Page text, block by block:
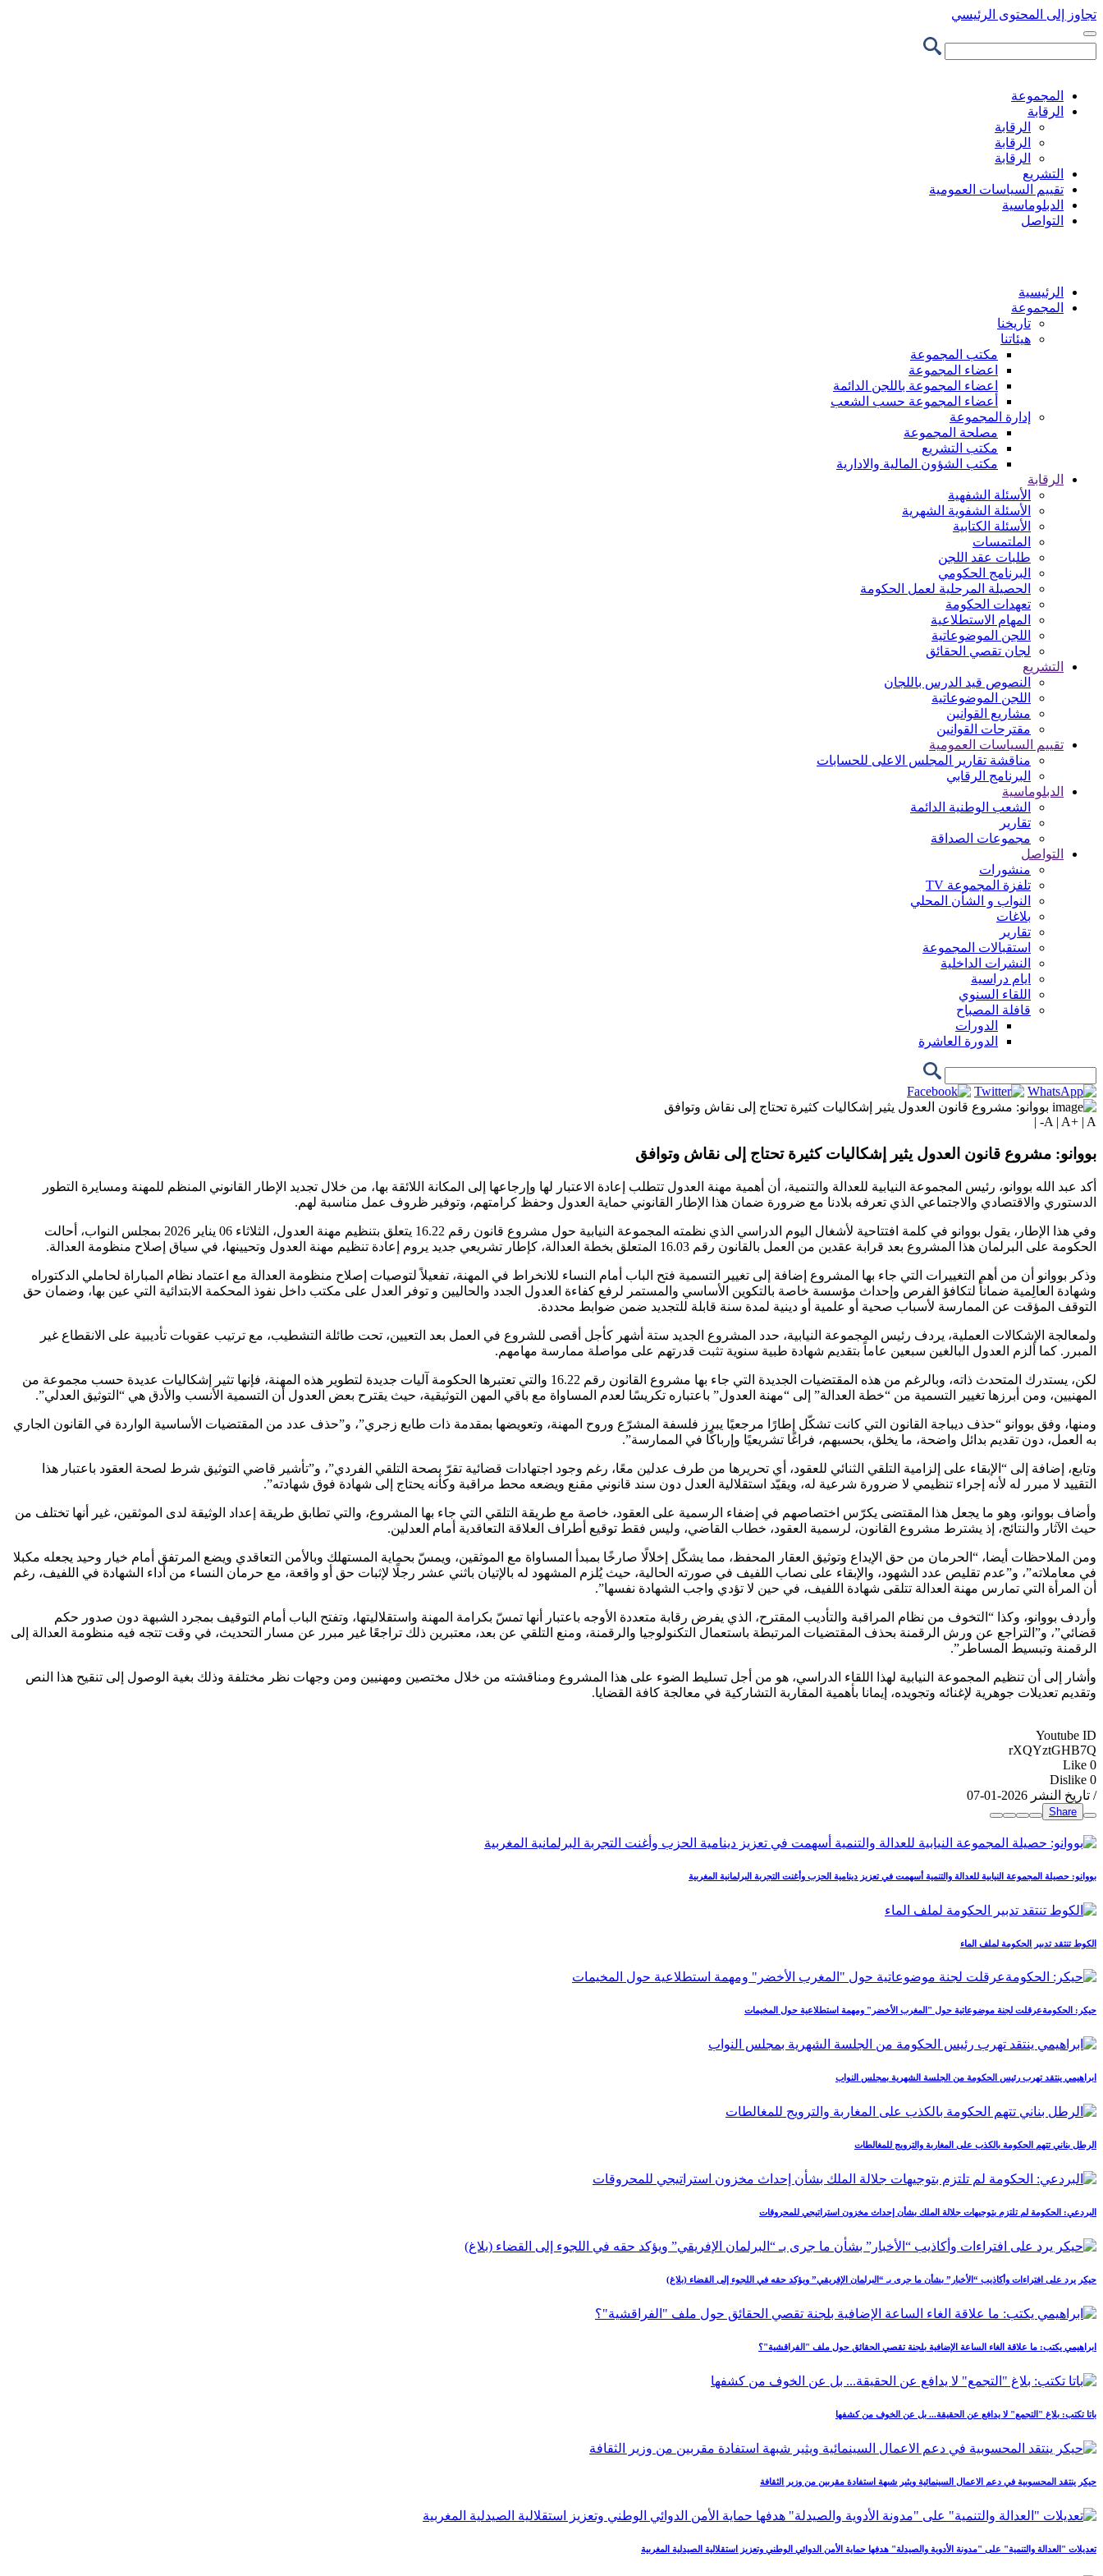
تجاوز إلى المحتوى الرئيسي
المجموعة
الرقابة
الرقابة
الرقابة
الرقابة
التشريع
تقييم السياسات العمومية
الدبلوماسية
التواصل
الرئيسية
المجموعة
تاريخنا
هيئاتنا
مكتب المجموعة
اعضاء المجموعة
اعضاء المجموعة باللجن الدائمة
أعضاء المجموعة حسب الشعب
إدارة المجموعة
مصلحة المجموعة
مكتب التشريع
مكتب الشؤون المالية والادارية
الرقابة
الأسئلة الشفهية
الأسئلة الشفوية الشهرية
الأسئلة الكتابية
الملتمسات
طلبات عقد اللجن
البرنامج الحكومي
الحصيلة المرحلية لعمل الحكومة
تعهدات الحكومة
المهام الاستطلاعية
اللجن الموضوعاتية
لجان تقصي الحقائق
التشريع
النصوص قيد الدرس باللجان
اللجن الموضوعاتية
مشاريع القوانين
مقترحات القوانين
تقييم السياسات العمومية
مناقشة تقارير المجلس الاعلى للحسابات
البرنامج الرقابي
الدبلوماسية
الشعب الوطنية الدائمة
تقارير
مجموعات الصداقة
التواصل
منشورات
تلفزة المجموعة TV
النواب و الشأن المحلي
بلاغات
تقارير
استقبالات المجموعة
النشرات الداخلية
ايام دراسية
اللقاء السنوي
قافلة المصباح
الدورات
الدورة العاشرة
A | A+ | A-
|
بووانو: مشروع قانون العدول يثير إشكاليات كثيرة تحتاج إلى نقاش وتوافق
أكد عبد الله بووانو، رئيس المجموعة النيابية للعدالة والتنمية، أن أهمية مهنة العدول تتطلب إعادة الاعتبار لها وإرجاعها إلى المكانة اللائقة بها، من خلال تجديد الإطار القانوني المنظم للمهنة ومسايرة التطور
الدستوري والاقتصادي والاجتماعي الذي تعرفه بلادنا مع ضرورة ضمان هذا الإطار القانوني حماية العدول وحفظ كرامتهم، وتوفير ظروف عمل مناسبة لهم.
وفي هذا الإطار، يقول بووانو في كلمة افتتاحية لأشغال اليوم الدراسي الذي نظمته المجموعة النيابية حول مشروع قانون رقم 16.22 يتعلق بتنظيم مهنة العدول، الثلاثاء 06 يناير 2026 بمجلس النواب، أحالت
الحكومة على البرلمان هذا المشروع بعد قرابة عقدين من العمل بالقانون رقم 16.03 المتعلق بخطة العدالة، كإطار تشريعي جديد يروم إعادة تنظيم مهنة العدول وتحيينها، في سياق إصلاح منظومة العدالة.
وذكر بووانو أن من أهم التغييرات التي جاء بها المشروع إضافة إلى تغيير التسمية فتح الباب أمام النساء للانخراط في المهنة، تفعيلاً لتوصيات إصلاح منظومة العدالة مع اعتماد نظام المباراة لحاملي الدكتوراه
وشهادة العالِمية ضماناً لتكافؤ الفرص وإحداث مؤسسة خاصة بالتكوين الأساسي والمستمر لرفع كفاءة العدول الجدد والحاليين و توفر العدل على مكتب داخل نفوذ المحكمة الابتدائية التي عين بها، وضمان حق
التوقف المؤقت عن الممارسة لأسباب صحية أو علمية أو دينية لمدة سنة قابلة للتجديد ضمن ضوابط محددة.
ولمعالجة الإشكالات العملية، يردف رئيس المجموعة النيابية، حدد المشروع الجديد ستة أشهر كأجل أقصى للشروع في العمل بعد التعيين، تحت طائلة التشطيب، مع ترتيب عقوبات تأديبية على الانقطاع غير
المبرر. كما ألزم العدول البالغين سبعين عاماً بتقديم شهادة طبية سنوية تثبت قدرتهم على مواصلة ممارسة مهامهم.
لكن، يستدرك المتحدث ذاته، وبالرغم من هذه المقتضيات الجديدة التي جاء بها مشروع القانون رقم 16.22 والتي تعتبرها الحكومة آليات جديدة لتطوير هذه المهنة، فإنها تثير إشكاليات عديدة حسب مجموعة من
المهنيين، ومن أبرزها تغيير التسمية من “خطة العدالة” إلى “مهنة العدول” باعتباره تكريسًا لعدم المساواة مع باقي المهن التوثيقية، حيث يقترح بعض العدول أن التسمية الأنسب والأدق هي “التوثيق العدلي”.
ومنها، وفق بووانو “حذف ديباجة القانون التي كانت تشكّل إطارًا مرجعيًا يبرز فلسفة المشرّع وروح المهنة، وتعويضها بمقدمة ذات طابع زجري”، و”حذف عدد من المقتضيات الأساسية الواردة في القانون الجاري
به العمل، دون تقديم بدائل واضحة، ما يخلق، بحسبهم، فراغًا تشريعيًا وإرباكًا في الممارسة”.
وتابع، إضافة إلى “الإبقاء على إلزامية التلقي الثنائي للعقود، أي تحريرها من طرف عدلين معًا، رغم وجود اجتهادات قضائية تقرّ بصحة التلقي الفردي”، و”تأشير قاضي التوثيق شرط لصحة العقود باعتبار هذا
التقييد لا مبرر له لأنه إجراء تنظيمي لا ضرورة شرعية له، ويقيّد استقلالية العدل دون سند قانوني مقنع ويضعه محط مراقبة وكأنه يحتاج إلى شهادة فوق شهادته”.
وأضاف بووانو، وهو ما يجعل هذا المقتضى يكرّس اختصاصهم في إضفاء الرسمية على العقود، خاصة مع طريقة التلقي التي جاء بها المشروع، والتي تطابق طريقة إعداد الوثيقة لدى الموثقين، غير أنها تختلف من
حيث الآثار والنتائج، إذ يشترط مشروع القانون، لرسمية العقود، خطاب القاضي، وليس فقط توقيع أطراف العلاقة التعاقدية أمام العدلين.
ومن الملاحظات أيضا، “الحرمان من حق الإيداع وتوثيق العقار المحفظ، مما يشكّل إخلالًا صارخًا بمبدأ المساواة مع الموثقين، ويمسّ بحماية المستهلك وبالأمن التعاقدي ويضع المرتفق أمام خيار وحيد يجعله مكبلا
في معاملاته”، و”عدم تقليص عدد الشهود، والإبقاء على نصاب اللفيف في صورته الحالية، حيث يُلزم المشهود له بالإتيان باثني عشر رجلًا لإثبات حق أو واقعة، مع حرمان النساء من أداء الشهادة في اللفيف، رغم
أن المرأة التي تمارس مهنة العدالة تتلقى شهادة اللفيف، في حين لا تؤدي واجب الشهادة نفسها”.
وأردف بووانو، وكذا “التخوف من نظام المراقبة والتأديب المقترح، الذي يفرض رقابة متعددة الأوجه باعتبار أنها تمسّ بكرامة المهنة واستقلاليتها، وتفتح الباب أمام التوقيف بمجرد الشبهة دون صدور حكم
قضائي”، و”التراجع عن ورش الرقمنة بحذف المقتضيات المرتبطة باستعمال التكنولوجيا والرقمنة، ومنع التلقي عن بعد، معتبرين ذلك تراجعًا غير مبرر عن مسار التحديث، في وقت تتجه فيه منظومة العدالة إلى
الرقمنة وتبسيط المساطر”.
وأشار إلى أن تنظيم المجموعة النيابية لهذا اللقاء الدراسي، هو من أجل تسليط الضوء على هذا المشروع ومناقشته من خلال مختصين ومهنيين ومن وجهات نظر مختلفة وذلك بغية الوصول إلى تنقيح هذا النص
وتقديم تعديلات جوهرية لإغنائه وتجويده، إيمانا بأهمية المقاربة التشاركية في معالجة كافة القضايا.
Youtube ID
rXQYztGHB7Q
Like 0
Dislike 0
/ تاريخ النشر 2026-01-07
Share
بووانو: حصيلة المجموعة النيابية للعدالة والتنمية أسهمت في تعزيز دينامية الحزب وأغنت التجربة البرلمانية المغربية
الكوط تنتقد تدبير الحكومة لملف الماء
حيكر: الحكومةعرقلت لجنة موضوعاتية حول "المغرب الأخضر" ومهمة استطلاعية حول المخيمات
ابراهيمي ينتقد تهرب رئيس الحكومة من الجلسة الشهرية بمجلس النواب
الرطل بناني تتهم الحكومة بالكذب على المغاربة والترويج للمغالطات
البردعي: الحكومة لم تلتزم بتوجيهات جلالة الملك بشأن إحداث مخزون استراتيجي للمحروقات
حيكر يرد على افتراءات وأكاذيب “الأخبار” بشأن ما جرى بـ “البرلمان الإفريقي” ويؤكد حقه في اللجوء إلى القضاء (بلاغ)
ابراهيمي يكتب: ما علاقة الغاء الساعة الإضافية بلجنة تقصي الحقائق حول ملف "الفراقشية"؟
باتا تكتب: بلاغ "التجمع" لا يدافع عن الحقيقة... بل عن الخوف من كشفها
حيكر ينتقد المحسوبية في دعم الاعمال السينمائية ويثير شبهة استفادة مقربين من وزير الثقافة
تعديلات "العدالة والتنمية" على "مدونة الأدوية والصيدلة" هدفها حماية الأمن الدوائي الوطني وتعزيز استقلالية الصيدلية المغربية